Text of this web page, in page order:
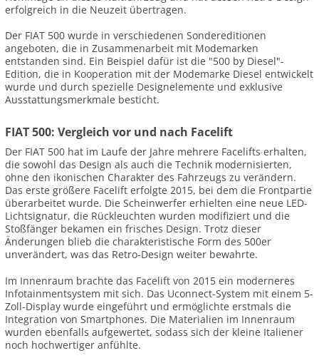
erfolgreich in die Neuzeit übertragen.
Der FIAT 500 wurde in verschiedenen Sondereditionen
angeboten, die in Zusammenarbeit mit Modemarken
entstanden sind. Ein Beispiel dafür ist die "500 by Diesel"-
Edition, die in Kooperation mit der Modemarke Diesel entwickelt
wurde und durch spezielle Designelemente und exklusive
Ausstattungsmerkmale besticht.
FIAT 500: Vergleich vor und nach Facelift
Der FIAT 500 hat im Laufe der Jahre mehrere Facelifts erhalten,
die sowohl das Design als auch die Technik modernisierten,
ohne den ikonischen Charakter des Fahrzeugs zu verändern.
Das erste größere Facelift erfolgte 2015, bei dem die Frontpartie
überarbeitet wurde. Die Scheinwerfer erhielten eine neue LED-
Lichtsignatur, die Rückleuchten wurden modifiziert und die
Stoßfänger bekamen ein frisches Design. Trotz dieser
Änderungen blieb die charakteristische Form des 500er
unverändert, was das Retro-Design weiter bewahrte.
Im Innenraum brachte das Facelift von 2015 ein moderneres
Infotainmentsystem mit sich. Das Uconnect-System mit einem 5-
Zoll-Display wurde eingeführt und ermöglichte erstmals die
Integration von Smartphones. Die Materialien im Innenraum
wurden ebenfalls aufgewertet, sodass sich der kleine Italiener
noch hochwertiger anfühlte.